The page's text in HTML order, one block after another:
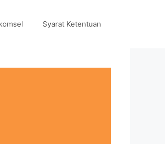
Syarat Ketentuan